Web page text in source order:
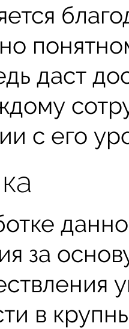
даст
с его
за
в